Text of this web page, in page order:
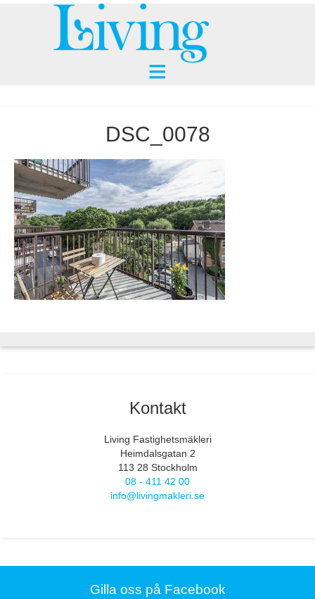
DSC_0078
Kontakt
Living Fastighetsmäkleri
Heimdalsgatan 2
113 28 Stockholm
08 - 411 42 00
info@livingmakleri.se
Gilla oss på Facebook